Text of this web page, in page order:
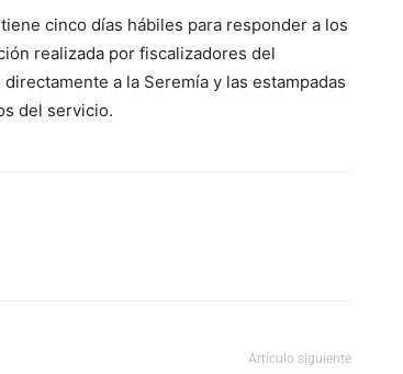
disminuir
volumen.
flecha
para
cinco días hábiles para responder a los
realizada por fiscalizadores del
a la Seremía y las estampadas
del servicio.
Artículo siguiente